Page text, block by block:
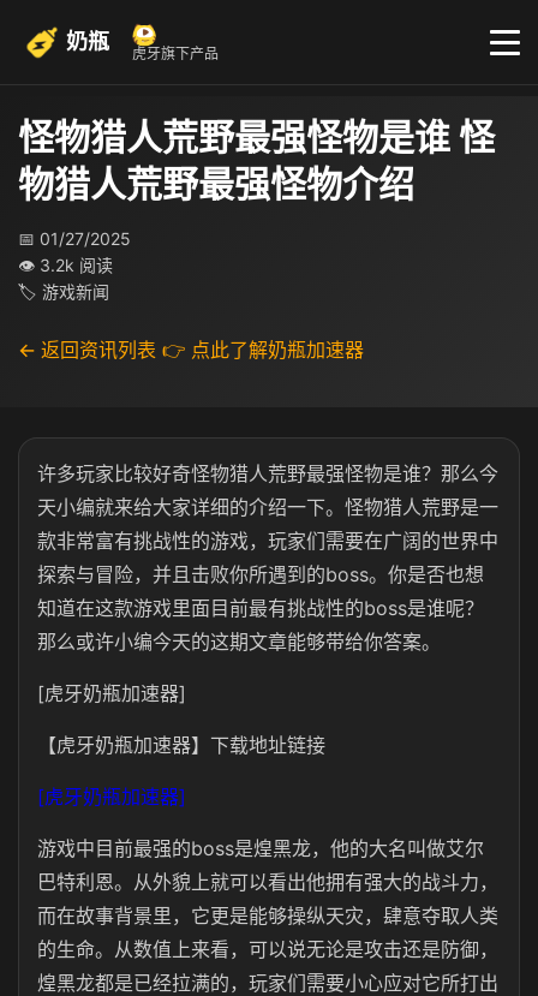
奶瓶 虎牙旗下产品
怪物猎人荒野最强怪物是谁 怪
物猎人荒野最强怪物介绍
📅 01/27/2025
👁 3.2k 阅读
🏷 游戏新闻
← 返回资讯列表 👉 点此了解奶瓶加速器
许多玩家比较好奇怪物猎人荒野最强怪物是谁？那么今
天小编就来给大家详细的介绍一下。怪物猎人荒野是一
款非常富有挑战性的游戏，玩家们需要在广阔的世界中
探索与冒险，并且击败你所遇到的boss。你是否也想
知道在这款游戏里面目前最有挑战性的boss是谁呢？
那么或许小编今天的这期文章能够带给你答案。
[虎牙奶瓶加速器]
【虎牙奶瓶加速器】下载地址链接
[虎牙奶瓶加速器]
游戏中目前最强的boss是煌黑龙，他的大名叫做艾尔
巴特利恩。从外貌上就可以看出他拥有强大的战斗力，
而在故事背景里，它更是能够操纵天灾，肆意夺取人类
的生命。从数值上来看，可以说无论是攻击还是防御，
煌黑龙都是已经拉满的，玩家们需要小心应对它所打出